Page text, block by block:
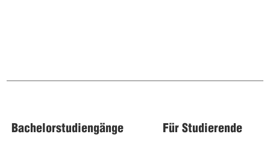
Bachelorstudiengänge Für Studierende